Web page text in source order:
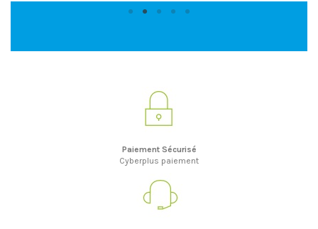
Paiement Sécurisé
Cyberplus paiement